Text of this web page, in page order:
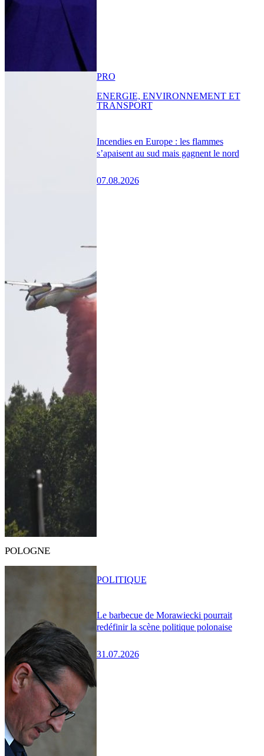
Incendies en Europe : les flammes
s’apaisent au sud mais gagnent le nord
07.08.2026
PRO
ENERGIE, ENVIRONNEMENT ET
TRANSPORT
POLOGNE
Le barbecue de Morawiecki pourrait
redéfinir la scène politique polonaise
31.07.2026
POLITIQUE